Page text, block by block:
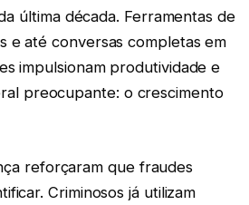
última década. Ferramentas de
e até conversas completas em
impulsionam produtividade e
preocupante: o crescimento
reforçaram que fraudes
Criminosos já utilizam